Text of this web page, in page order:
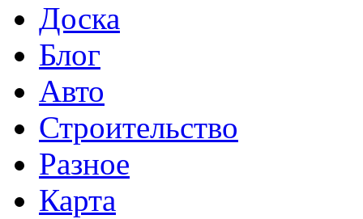
Доска
Блог
Авто
Строительство
Разное
Карта